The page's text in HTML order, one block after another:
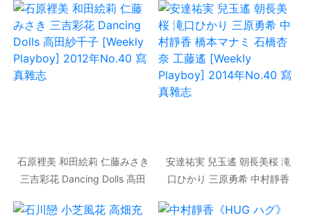
石原裡美 和田絵莉 仁藤みさき
三吉彩花 Dancing Dolls 高田
2012年No.40 寫真雜志
安達祐実 兒玉遙 朝長美桜 滝
口ひかり 三原勇希 中村靜香
[Weekly Playboy] 2014年